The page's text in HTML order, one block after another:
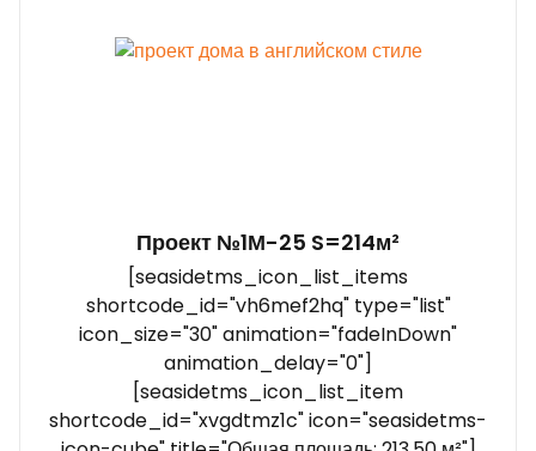
Проект №1М-25 S=214м²
[seasidetms_icon_list_items
shortcode_id="vh6mef2hq" type="list"
icon_size="30" animation="fadeInDown"
animation_delay="0"]
[seasidetms_icon_list_item
shortcode_id="xvgdtmz1c" icon="seasidetms-